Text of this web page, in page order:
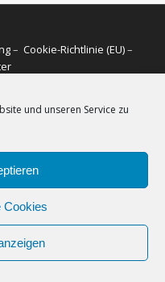
und unseren Service zu
Cookies
–Cookie-Richtlinie (EU)–